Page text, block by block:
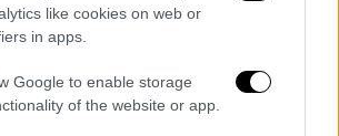
like cookies on web or
in apps.
Google to enable storage
of the website or app.
μπομπίνες αθλητικά
αδιαφορία»